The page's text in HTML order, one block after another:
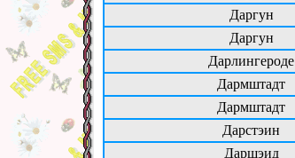
Даргун
Даргун
Дарлингероде
Дармштадт
Дармштадт
Дарстэин
Даршэид